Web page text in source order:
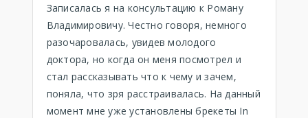
Записалась я на консультацию к Роману
Владимировичу. Честно говоря, немного
разочаровалась, увидев молодого
доктора, но когда он меня посмотрел и
стал рассказывать что к чему и зачем,
поняла, что зря расстраивалась. На данный
момент мне уже установлены брекеты In